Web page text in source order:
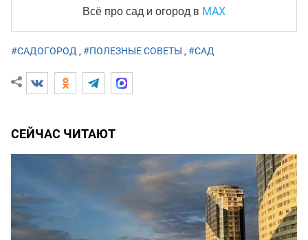
Всё про сад и огород в MAX
#САДОГОРОД, #ПОЛЕЗНЫЕ СОВЕТЫ , #САД
СЕЙЧАС ЧИТАЮТ